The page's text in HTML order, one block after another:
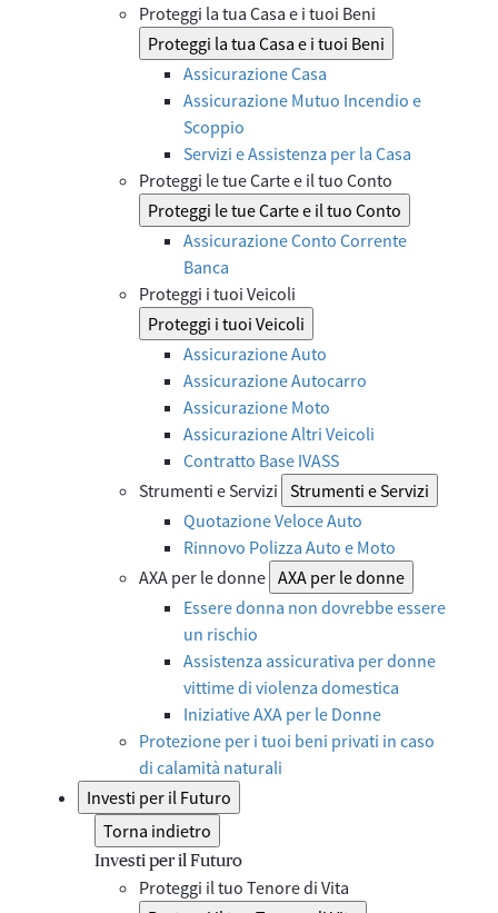
Proteggi la tua Casa e i tuoi Beni
Proteggi la tua Casa e i tuoi Beni
Assicurazione Casa
Assicurazione Mutuo Incendio e
Scoppio
Servizi e Assistenza per la Casa
Proteggi le tue Carte e il tuo Conto
Proteggi le tue Carte e il tuo Conto
Assicurazione Conto Corrente
Banca
Proteggi i tuoi Veicoli
Proteggi i tuoi Veicoli
Assicurazione Auto
Assicurazione Autocarro
Assicurazione Moto
Assicurazione Altri Veicoli
Contratto Base IVASS
Strumenti e Servizi Strumenti e Servizi
Quotazione Veloce Auto
Rinnovo Polizza Auto e Moto
AXA per le donne AXA per le donne
Essere donna non dovrebbe essere
un rischio
Assistenza assicurativa per donne
vittime di violenza domestica
Iniziative AXA per le Donne
Protezione per i tuoi beni privati in caso
di calamità naturali
Investi per il Futuro
Torna indietro
Investi per il Futuro
Proteggi il tuo Tenore di Vita